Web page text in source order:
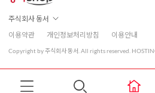
주식회사 동서
이용약관
개인정보처리방침 이용안내
Copyright by 주식회사 동서. All rights reserved.